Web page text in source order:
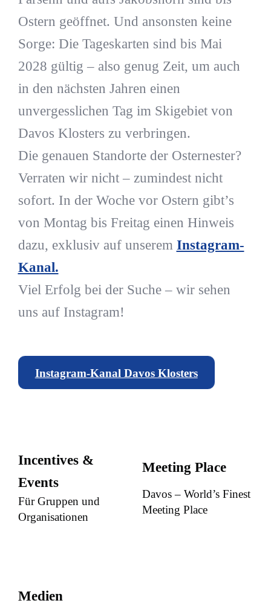
Ostern geöffnet. Und ansonsten keine
Sorge: Die Tageskarten sind bis Mai
2028 gültig – also genug Zeit, um auch
in den nächsten Jahren einen
unvergesslichen Tag im Skigebiet von
Davos Klosters zu verbringen.
Die genauen Standorte der Osternester?
Verraten wir nicht – zumindest nicht
sofort. In der Woche vor Ostern gibt’s
von Montag bis Freitag einen Hinweis
dazu, exklusiv auf unserem Instagram-
Kanal.
Viel Erfolg bei der Suche – wir sehen
uns auf Instagram!
Instagram-Kanal Davos Klosters
Incentives &
Events
Für Gruppen und
Organisationen
Meeting Place
Davos – World’s Finest
Meeting Place
Medien